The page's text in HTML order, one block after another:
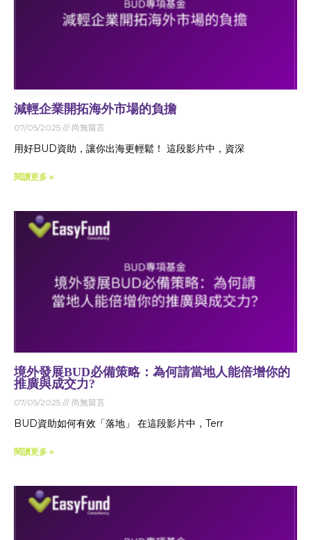
減輕企業開拓海外市場的負擔
07/05/2025 尚無留言
用好BUD資助，讓你出海更輕鬆！ 這段影片中，資深
閱讀更多 »
境外發展BUD必備策略：為何請當地人能倍增你的
推廣與成交力?
07/05/2025 尚無留言
BUD資助如何有效「落地」 在這段影片中，Terr
閱讀更多 »